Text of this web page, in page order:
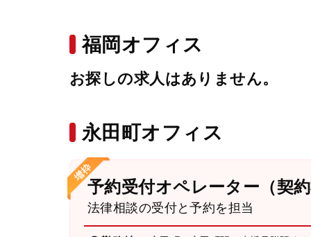
福岡オフィス
お探しの求人はありません。
永田町オフィス
予約受付オペレーター（契
法律相談の受付と予約を担当